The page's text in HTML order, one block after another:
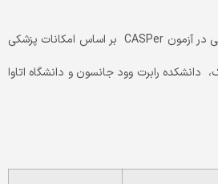
در سال 2010، دانشکده پزشکی در آزمون CASPer بر اساس امکانات پزشکی
دانشکده رابرت وود جانسون و دانشگاه اتاوا